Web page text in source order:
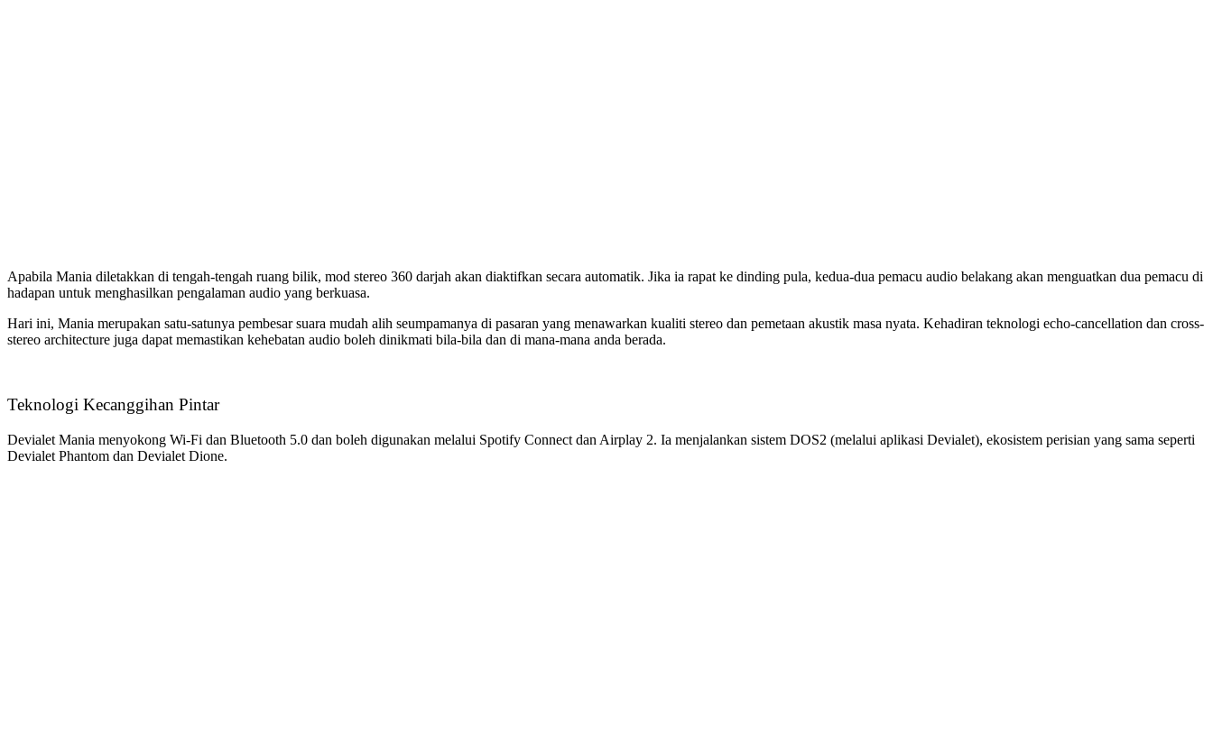
Apabila Mania diletakkan di tengah-tengah ruang bilik, mod stereo 360 darjah akan diaktifkan secara automatik. Jika ia rapat ke dinding pula, kedua-dua pemacu audio belakang akan menguatkan dua pemacu di
hadapan untuk menghasilkan pengalaman audio yang berkuasa.
Hari ini, Mania merupakan satu-satunya pembesar suara mudah alih seumpamanya di pasaran yang menawarkan kualiti stereo dan pemetaan akustik masa nyata. Kehadiran teknologi echo-cancellation dan cross-
stereo architecture juga dapat memastikan kehebatan audio boleh dinikmati bila-bila dan di mana-mana anda berada.
Teknologi Kecanggihan Pintar
Devialet Mania menyokong Wi-Fi dan Bluetooth 5.0 dan boleh digunakan melalui Spotify Connect dan Airplay 2. Ia menjalankan sistem DOS2 (melalui aplikasi Devialet), ekosistem perisian yang sama seperti
Devialet Phantom dan Devialet Dione.